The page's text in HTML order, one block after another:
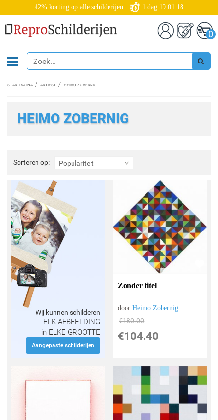
42% korting op alle schilderijen 1 dag 19:01:17
0
STARTPAGINA ARTIEST HEIMO ZOBERNIG
HEIMO ZOBERNIG
Sorteren op: Populariteit
Sorteren
op:
Wij kunnen schilderen
ELK AFBEELDING
in ELKE GROOTTE
Aangepaste schilderijen
Zonder titel
doorHeimo Zobernig
€180.00
€104.40